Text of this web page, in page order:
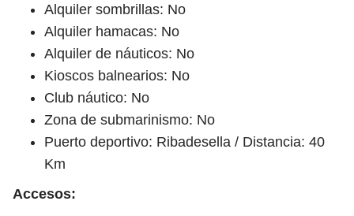
Alquiler sombrillas: No
Alquiler hamacas: No
Alquiler de náuticos: No
Kioscos balnearios: No
Club náutico: No
Zona de submarinismo: No
Puerto deportivo: Ribadesella / Distancia: 40
Km
Accesos: